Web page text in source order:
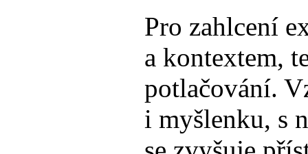
Pro zahlcení
a kontextem,
potlačování.
i myšlenku, s